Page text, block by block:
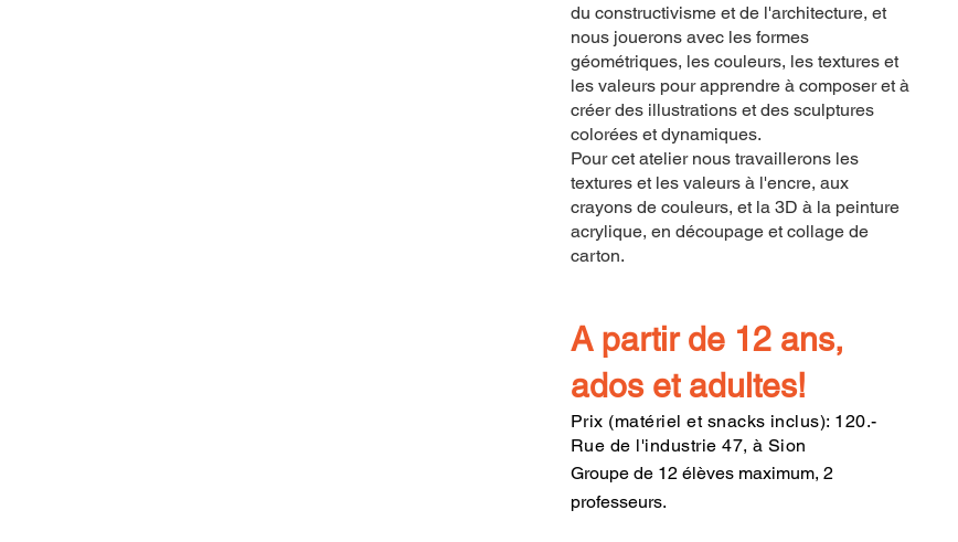
du constructivisme et de l'architecture, et
nous jouerons avec les formes
géométriques, les couleurs, les textures et
les valeurs pour apprendre à composer et à
créer des illustrations et des sculptures
colorées et dynamiques.
Pour cet atelier nous travaillerons les
textures et les valeurs à l'encre, aux
crayons de couleurs, et la 3D à la peinture
acrylique, en découpage et collage de
carton.
A partir de 12 ans,
ados et adultes!
Prix (matériel et snacks inclus): 120.-
Rue de l'industrie 47, à Sion
Groupe de 12 élèves maximum, 2
professeurs.